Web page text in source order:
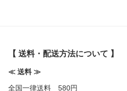
【 送料・配送方法について 】
≪ 送料 ≫
全国一律送料 580円